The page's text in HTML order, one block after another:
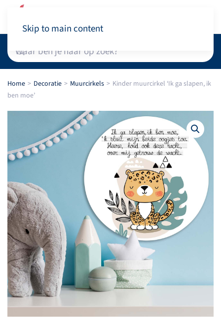
Skip to main content
Home Decoratie Muurcirkels
Kinder muurcirkel ‘Ik ga slapen, ik
ben moe’